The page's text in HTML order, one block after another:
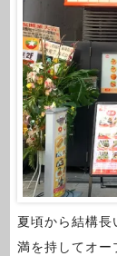
夏頃から結構長
満を持してオー